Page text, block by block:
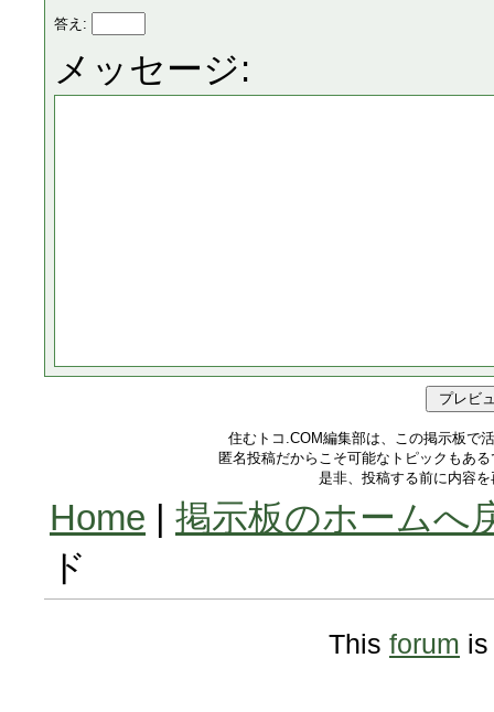
答え:
メッセージ:
住むトコ.COM編集部は、この掲示板で
匿名投稿だからこそ可能なトピックもあ
是非、投稿する前に内容
Home | 掲示板のホームへ
ド
This forum